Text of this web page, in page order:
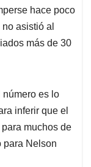
hace poco
asistió al
más de 30
número es lo
inferir que el
muchos de
para Nelson